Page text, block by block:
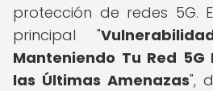
protección de redes 5G.
principal "
Manteniendo Tu Red
las Últimas Amenazas",